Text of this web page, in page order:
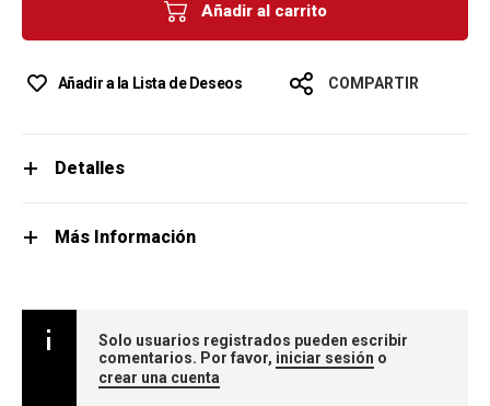
Añadir al carrito
Añadir a la Lista de Deseos COMPARTIR
Detalles
Más Información
Solo usuarios registrados pueden escribir
comentarios. Por favor, iniciar sesión o
crear una cuenta